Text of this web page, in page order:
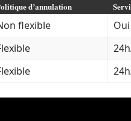
d’annulation
flexible Oui